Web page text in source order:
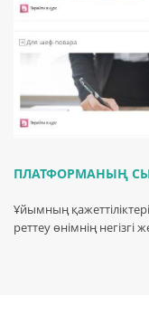
ПЛАТФОРМАНЫҢ
Ұйымның
реттеу өнімнің негізгі